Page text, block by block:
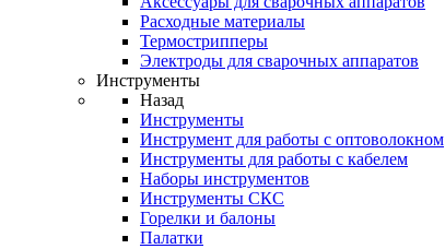
Расходные материалы
Термострипперы
Электроды для сварочных аппаратов
Инструменты
Назад
Инструменты
Инструмент для работы с оптоволокном
Инструменты для работы с кабелем
Наборы инструментов
Инструменты СКС
Горелки и балоны
Палатки